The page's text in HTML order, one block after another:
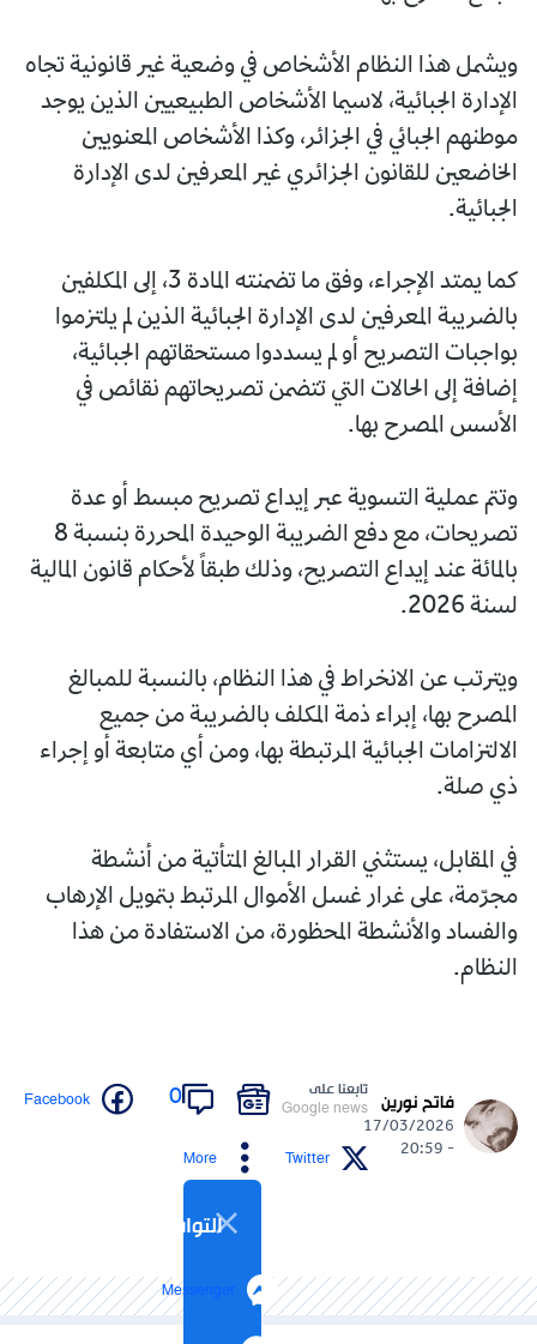
ويشمل هذا النظام الأشخاص في وضعية غير قانونية تجاه
الإدارة الجبائية، لاسيما الأشخاص الطبيعيين الذين يوجد
موطنهم الجبائي في الجزائر، وكذا الأشخاص المعنويين
الخاضعين للقانون الجزائري غير المعرفين لدى الإدارة
الجبائية.
كما يمتد الإجراء، وفق ما تضمنته المادة 3، إلى المكلفين
بالضريبة المعرفين لدى الإدارة الجبائية الذين لم يلتزموا
بواجبات التصريح أو لم يسددوا مستحقاتهم الجبائية،
إضافة إلى الحالات التي تتضمن تصريحاتهم نقائص في
الأسس المصرح بها.
وتتم عملية التسوية عبر إيداع تصريح مبسط أو عدة
تصريحات، مع دفع الضريبة الوحيدة المحررة بنسبة 8
بالمائة عند إيداع التصريح، وذلك طبقاً لأحكام قانون المالية
لسنة 2026.
ويترتب عن الانخراط في هذا النظام، بالنسبة للمبالغ
المصرح بها، إبراء ذمة المكلف بالضريبة من جميع
الالتزامات الجبائية المرتبطة بها، ومن أي متابعة أو إجراء
ذي صلة.
في المقابل، يستثني القرار المبالغ المتأتية من أنشطة
مجرّمة، على غرار غسل الأموال المرتبط بتمويل الإرهاب
والفساد والأنشطة المحظورة، من الاستفادة من هذا
النظام.
فاتح نورين
17/03/2026
- 20:59
تابعنا على
Google news
0
Facebook
Twitter
More
التواصل الاجتماعي
Messenger